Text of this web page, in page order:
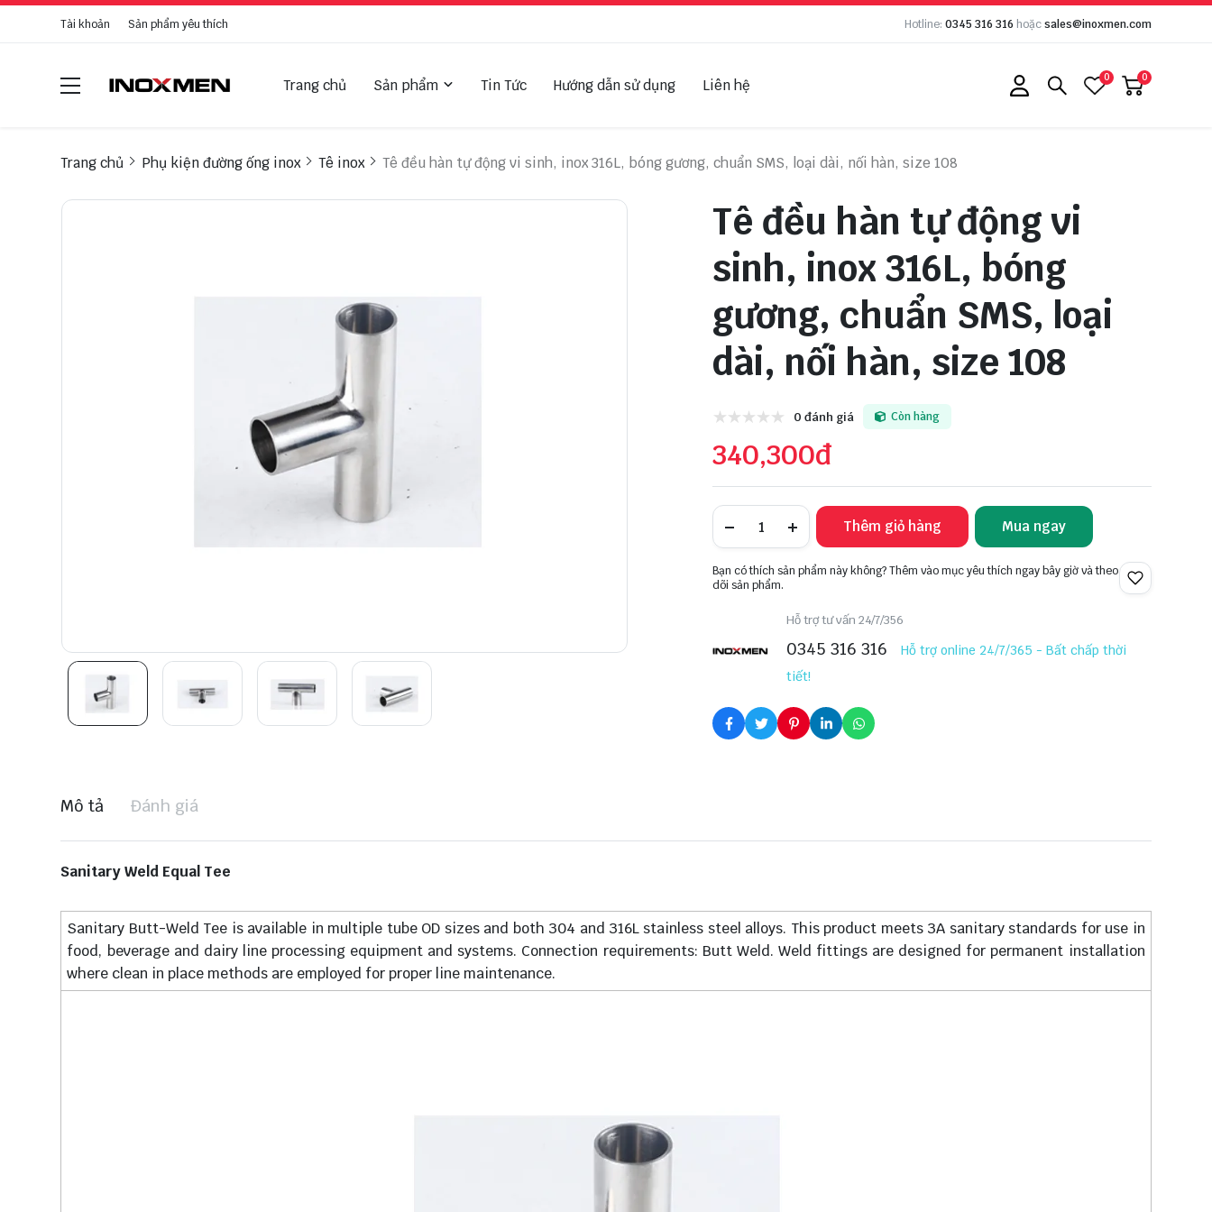
Tài khoản Sản phẩm yêu thích Hotline: 0345 316 316 hoặcsales@inoxmen.com
Trang chủ Sản phẩm Tin Tức Hướng dẫn sử dụng Liên hệ 0 0
Trang chủ Phụ kiện đường ống inox Tê inox Tê đều hàn tự động vi sinh, inox 316L, bóng gương, chuẩn SMS, loại dài, nối hàn, size 108
Tê đều hàn tự động vi
sinh, inox 316L, bóng
gương, chuẩn SMS, loại
dài, nối hàn, size 108
0 đánh giá Còn hàng
340,300đ
Thêm giỏ hàng Mua ngay
Bạn có thích sản phẩm này không? Thêm vào mục yêu thích ngay bây giờ và theo
dõi sản phẩm.
Hỗ trợ tư vấn 24/7/356
0345 316 316
Hỗ trợ online 24/7/365 - Bất chấp thời
tiết!
Mô tả Đánh giá
Sanitary Weld Equal Tee
Sanitary Butt-Weld Tee is available in multiple tube OD sizes and both 304 and 316L stainless steel alloys. This product meets 3A sanitary standards for use in
food, beverage and dairy line processing equipment and systems. Connection requirements: Butt Weld. Weld fittings are designed for permanent installation
where clean in place methods are employed for proper line maintenance.